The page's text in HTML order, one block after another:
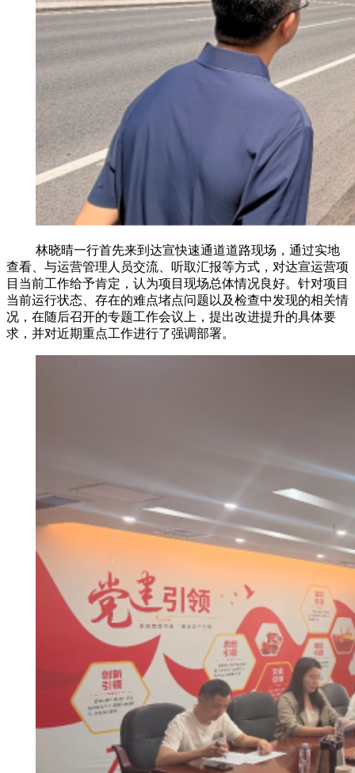
林晓晴一行首先来到达宣快速通道道路现场，通过实地
查看、与运营管理人员交流、听取汇报等方式，对达宣运营项
目当前工作给予肯定，认为项目现场总体情况良好。针对项目
当前运行状态、存在的难点堵点问题以及检查中发现的相关情
况，在随后召开的专题工作会议上，提出改进提升的具体要
求，并对近期重点工作进行了强调部署。